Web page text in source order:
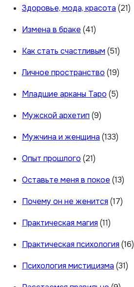
Здоровье, мода, красота (21)
Измена в браке (41)
Как стать счастливым (51)
Личное пространство (19)
Младшие арканы Таро (5)
Мужской архетип (9)
Мужчина и женщина (133)
Опыт прошлого (21)
Оставьте меня в покое (13)
Почему он не женится (17)
Практическая магия (11)
Практическая психология (16)
Психология мистицизма (31)